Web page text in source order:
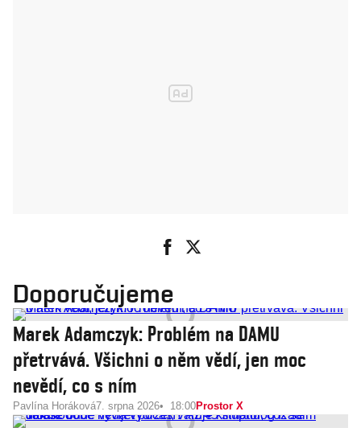
Doporučujeme
Marek Adamczyk: Problém na DAMU
přetrvává. Všichni o něm vědí, jen moc
nevědí, co s ním
Pavlína Horáková7. srpna 2026 18:00Prostor X